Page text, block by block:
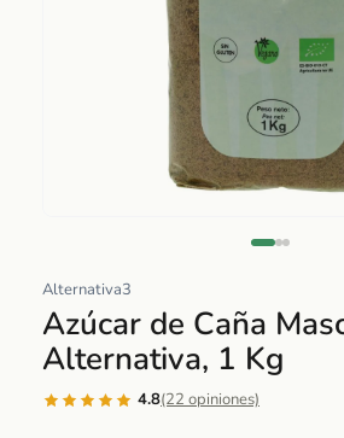
multimedia
1
en
una
ventana
modal
Alternativa3
Azúcar de Caña
Alternativa, 1 Kg
4.8(22 opiniones)